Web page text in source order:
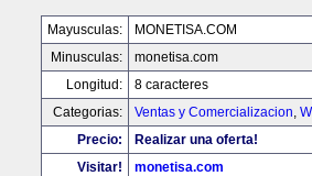
Mayusculas:
MONETISA.COM
Minusculas:
monetisa.com
Longitud:
8 caracteres
Categorias:
Ventas y Comercializacion,
Precio:
Realizar una oferta!
Visitar!
monetisa.com